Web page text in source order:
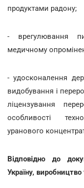
продуктами радону;
- врегулювання
медичному
- удосконалення
видобування і
ліцензування
особливості
уранового
Відповідно до
Україну,